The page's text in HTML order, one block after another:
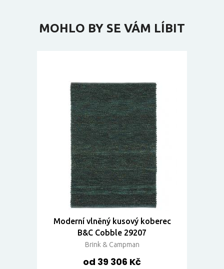
MOHLO BY SE VÁM LÍBIT
Moderní vlněný kusový koberec
B&C Cobble 29207
Brink & Campman
od 39 306 Kč